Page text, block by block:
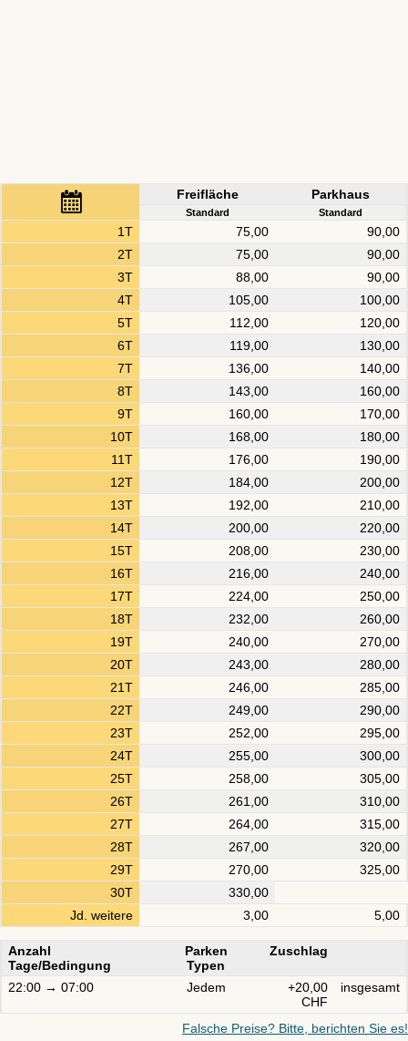
Freifläche Parkhaus
Standard Standard
1T 75,00
90,00
2T
75,00
90,00
3T
88,00
90,00
4T
105,00
100,00
5T
112,00
120,00
6T
119,00
130,00
7T
136,00
140,00
8T
143,00
160,00
9T
160,00
170,00
10T
168,00
180,00
11T
176,00
190,00
12T
184,00
200,00
13T
192,00
210,00
14T
200,00
220,00
15T
208,00
230,00
16T
216,00
240,00
17T
224,00
250,00
18T
232,00
260,00
19T
240,00
270,00
20T
243,00
280,00
21T
246,00
285,00
22T
249,00
290,00
23T
252,00
295,00
24T
255,00
300,00
25T
258,00
305,00
26T
261,00
310,00
27T
264,00
315,00
28T
267,00
320,00
29T
270,00
325,00
30T
330,00
Jd. weitere
3,00 5,00
Anzahl
Tage/Bedingung
Parken
Typen
Zuschlag
22:00 → 07:00 Jedem
+20,00
CHF
insgesamt
Falsche Preise? Bitte, berichten Sie es!